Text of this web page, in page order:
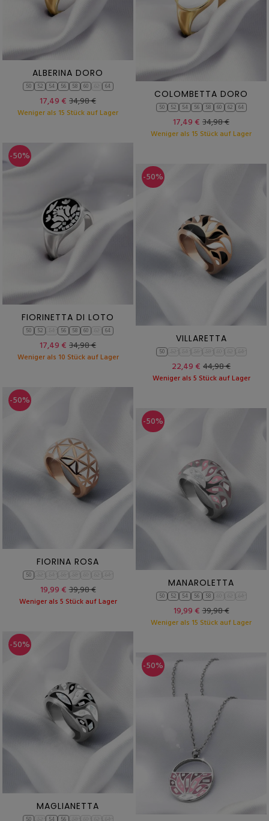
ALBERINA DORO
50 52 54 56 58 60 64
17,49 € 34,98 €
Weniger als 15 Stück auf Lager
COLOMBETTA DORO
50 52 54 56 58 60 62 64
17,49 € 34,98 €
Weniger als 15 Stück auf Lager
-50%
FIORINETTA DI LOTO
50 52 56 58 60 64
17,49 € 34,98 €
Weniger als 10 Stück auf Lager
-50%
VILLARETTA
50
22,49 € 44,98 €
Weniger als 5 Stück auf Lager
-50%
FIORINA ROSA
50
19,99 €39,98 €
Weniger als 5 Stück auf Lager
-50%
MANAROLETTA
50 52 54 56 58
19,99 €39,98 €
Weniger als 15 Stück auf Lager
-50%
MAGLIANETTA
-50%